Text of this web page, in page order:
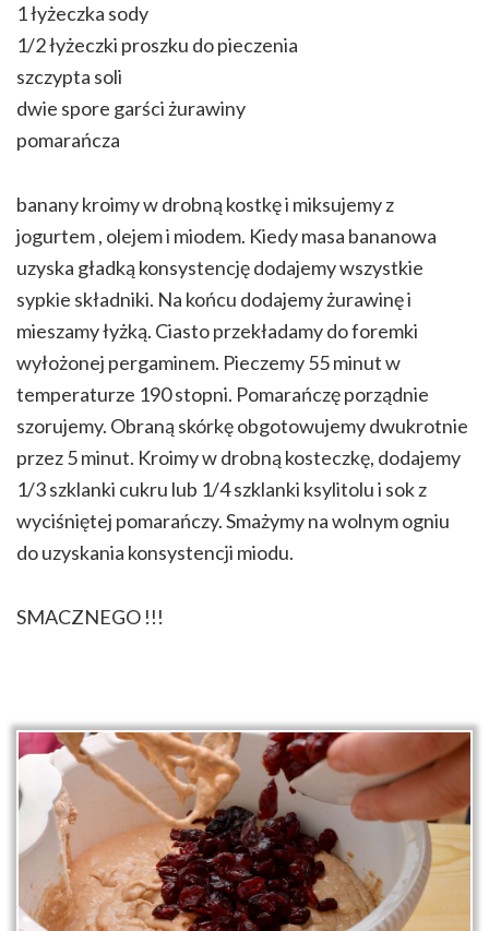
1 łyżeczka sody
1/2 łyżeczki proszku do pieczenia
szczypta soli
dwie spore garści żurawiny
pomarańcza
banany kroimy w drobną kostkę i miksujemy z
jogurtem , olejem i miodem. Kiedy masa bananowa
uzyska gładką konsystencję dodajemy wszystkie
sypkie składniki. Na końcu dodajemy żurawinę i
mieszamy łyżką. Ciasto przekładamy do foremki
wyłożonej pergaminem. Pieczemy 55 minut w
temperaturze 190 stopni. Pomarańczę porządnie
szorujemy. Obraną skórkę obgotowujemy dwukrotnie
przez 5 minut. Kroimy w drobną kosteczkę, dodajemy
1/3 szklanki cukru lub 1/4 szklanki ksylitolu i sok z
wyciśniętej pomarańczy. Smażymy na wolnym ogniu
do uzyskania konsystencji miodu.
SMACZNEGO !!!